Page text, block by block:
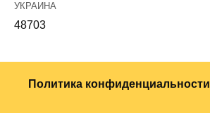
УКРАИНА
48703
Политика конфиденциальности